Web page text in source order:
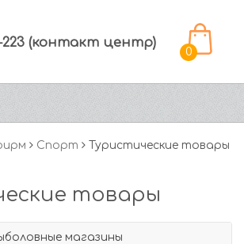
223 (контакт центр)
0
Спорт Туристические товары
товары
магазины